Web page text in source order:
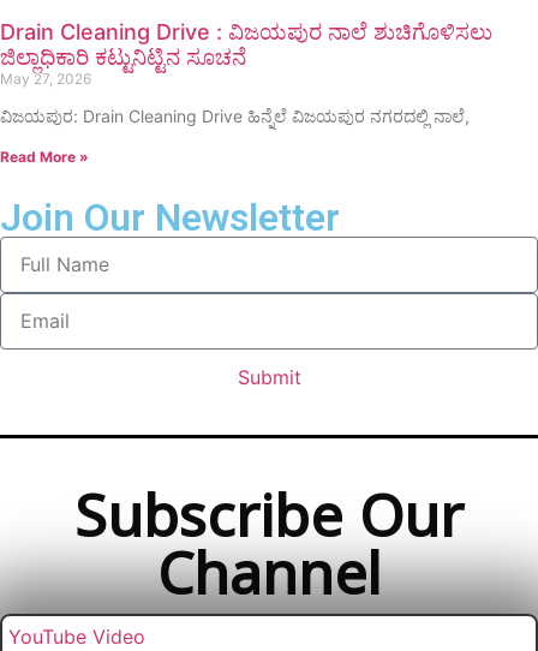
Drain Cleaning Drive : ವಿಜಯಪುರ ನಾಲೆ ಶುಚಿಗೊಳಿಸಲು
ಜಿಲ್ಲಾಧಿಕಾರಿ ಕಟ್ಟುನಿಟ್ಟಿನ ಸೂಚನೆ
May 27, 2026
ವಿಜಯಪುರ: Drain Cleaning Drive ಹಿನ್ನೆಲೆ ವಿಜಯಪುರ ನಗರದಲ್ಲಿ ನಾಲೆ,
Read More »
Join Our Newsletter
Submit
Subscribe Our
Channel
YouTube Video